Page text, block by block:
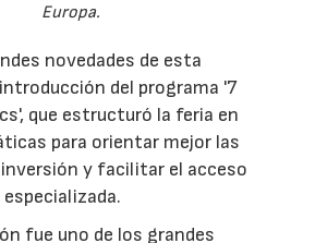
Europa.
novedades de esta
del programa '7
que estructuró la feria en
para orientar mejor las
y facilitar el acceso
fue uno de los grandes